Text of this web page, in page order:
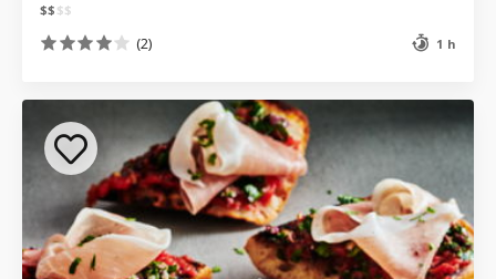
$$ $$
(2) 1 h